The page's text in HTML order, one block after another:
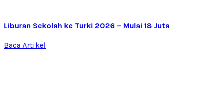
Liburan Sekolah ke Turki 2026 – Mulai 18 Juta
Baca Artikel